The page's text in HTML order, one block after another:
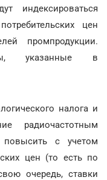
индексироваться
цен
промпродукции.
указанные в
налога и
радиочастотным
повысить с учетом
цен (то есть по
очередь, ставки